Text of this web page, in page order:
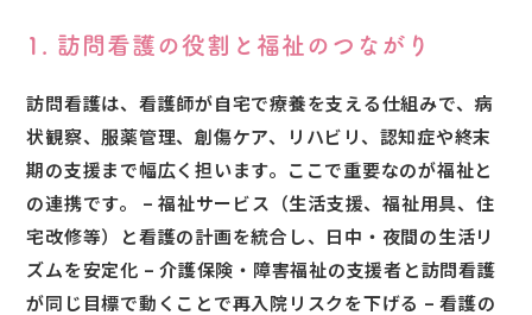
1. 訪問看護の役割と福祉のつながり
訪問看護は、看護師が自宅で療養を支える仕組みで、病
状観察、服薬管理、創傷ケア、リハビリ、認知症や終末
期の支援まで幅広く担います。ここで重要なのが福祉と
の連携です。 – 福祉サービス（生活支援、福祉用具、住
宅改修等）と看護の計画を統合し、日中・夜間の生活リ
ズムを安定化 – 介護保険・障害福祉の支援者と訪問看護
が同じ目標で動くことで再入院リスクを下げる – 看護の